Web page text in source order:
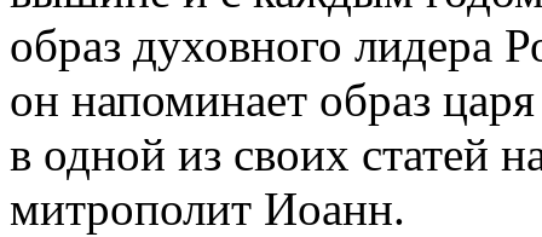
образ духовного лидера
он напоминает образ
в одной из своих статей
митрополит Иоанн.